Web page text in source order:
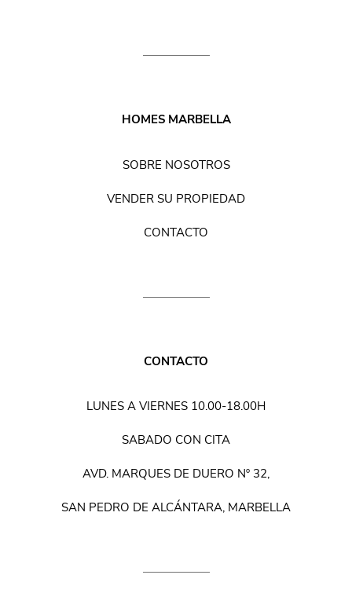
HOMES MARBELLA
SOBRE NOSOTROS
VENDER SU PROPIEDAD
CONTACTO
CONTACTO
LUNES A VIERNES 10.00-18.00H
SABADO CON CITA
AVD. MARQUES DE DUERO Nº 32,
SAN PEDRO DE ALCÁNTARA, MARBELLA